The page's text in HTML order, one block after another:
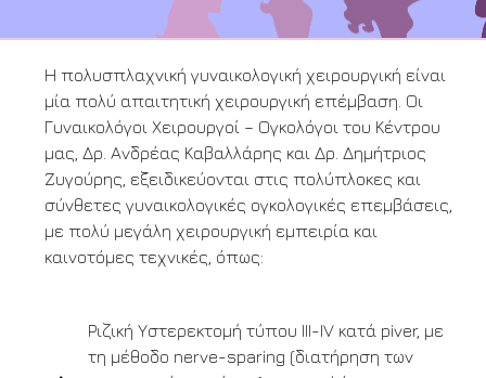
Η πολυσπλαχνική γυναικολογική χειρουργική είναι
μία πολύ απαιτητική χειρουργική επέμβαση. Οι
Γυναικολόγοι Χειρουργοί – Ογκολόγοι του Κέντρου
μας, Δρ. Ανδρέας Καβαλλάρης και Δρ. Δημήτριος
Ζυγούρης, εξειδικεύονται στις πολύπλοκες και
σύνθετες γυναικολογικές ογκολογικές επεμβάσεις,
με πολύ μεγάλη χειρουργική εμπειρία και
καινοτόμες τεχνικές, όπως:
Ριζική Υστερεκτομή τύπου III-IV κατά piver, με
τη μέθοδο nerve-sparing (διατήρηση των